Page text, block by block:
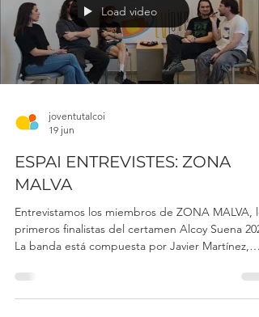
su apuesta por la dulzaina y conocer de cerca a la
banda,
Load video
19 jun
ESPAI ENTREVISTES: ZONA
MALVA
Entrevistamos los miembros de ZONA MALVA,
La banda está compuesta por Javier Martínez,